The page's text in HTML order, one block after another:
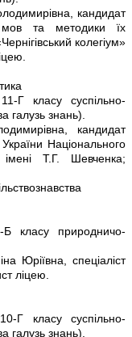
кандидат
мов та методики їх
колегіум»
Г класу суспільно-
галузь знань).
кандидат
Національного
імені Т.Г. Шевченка;
класу природничо-
Юріївна, спеціаліст
ліцею.
Г класу суспільно-
галузь знань).